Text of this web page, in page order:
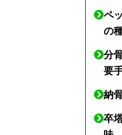
ペ
の
分
要
納
卒